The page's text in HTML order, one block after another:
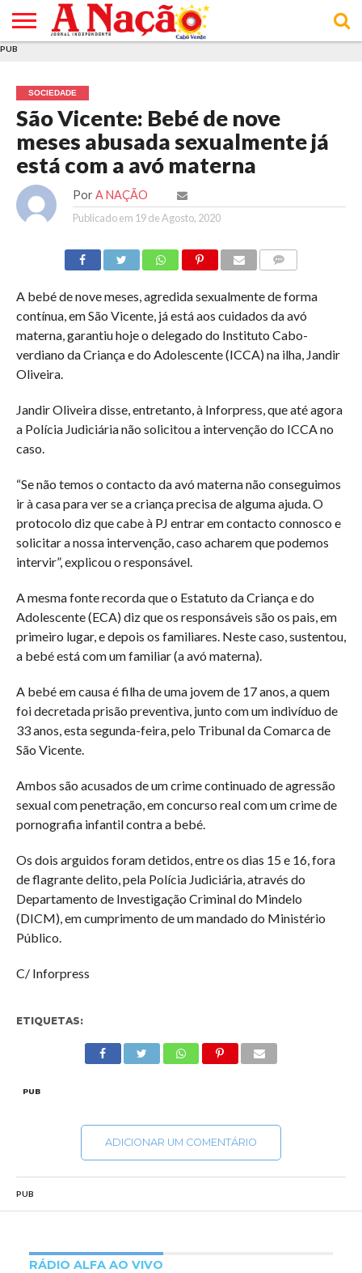
E DE
COOKIES
DE
UTILIZAÇÃO
PUB
SOCIEDADE
São Vicente: Bebé de nove
meses abusada sexualmente já
está com a avó materna
Por A NAÇÃO
Publicado em 19 de Agosto, 2020
A bebé de nove meses, agredida sexualmente de forma
contínua, em São Vicente, já está aos cuidados da avó
materna, garantiu hoje o delegado do Instituto Cabo-
verdiano da Criança e do Adolescente (ICCA) na ilha, Jandir
Oliveira.
Jandir Oliveira disse, entretanto, à Inforpress, que até agora
a Polícia Judiciária não solicitou a intervenção do ICCA no
caso.
“Se não temos o contacto da avó materna não conseguimos
ir à casa para ver se a criança precisa de alguma ajuda. O
protocolo diz que cabe à PJ entrar em contacto connosco e
solicitar a nossa intervenção, caso acharem que podemos
intervir”, explicou o responsável.
A mesma fonte recorda que o Estatuto da Criança e do
Adolescente (ECA) diz que os responsáveis são os pais, em
primeiro lugar, e depois os familiares. Neste caso, sustentou,
a bebé está com um familiar (a avó materna).
A bebé em causa é filha de uma jovem de 17 anos, a quem
foi decretada prisão preventiva, junto com um indivíduo de
33 anos, esta segunda-feira, pelo Tribunal da Comarca de
São Vicente.
Ambos são acusados de um crime continuado de agressão
sexual com penetração, em concurso real com um crime de
pornografia infantil contra a bebé.
Os dois arguidos foram detidos, entre os dias 15 e 16, fora
de flagrante delito, pela Polícia Judiciária, através do
Departamento de Investigação Criminal do Mindelo
(DICM), em cumprimento de um mandado do Ministério
Público.
C/ Inforpress
ETIQUETAS:
PUB
ADICIONAR UM COMENTÁRIO
PUB
RÁDIO ALFA AO VIVO